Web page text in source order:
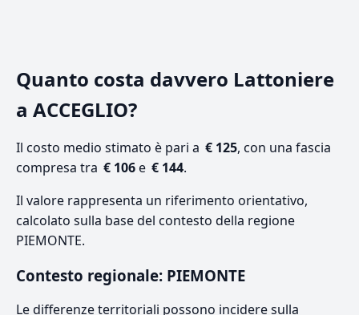
Quanto costa davvero Lattoniere
a ACCEGLIO?
Il costo medio stimato è pari a € 125, con una fascia
compresa tra € 106e € 144.
Il valore rappresenta un riferimento orientativo,
calcolato sulla base del contesto della regione
PIEMONTE.
Contesto regionale: PIEMONTE
Le differenze territoriali possono incidere sulla